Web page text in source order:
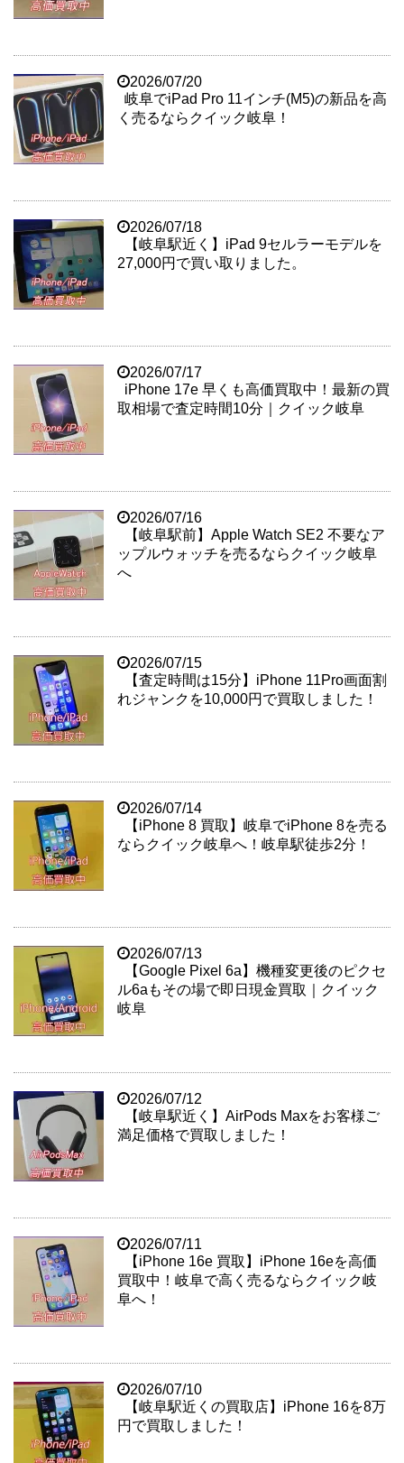
2026/07/20
岐阜でiPad Pro 11インチ(M5)の新品を高
く売るならクイック岐阜！
2026/07/18
【岐阜駅近く】iPad 9セルラーモデルを
27,000円で買い取りました。
2026/07/17
iPhone 17e 早くも高価買取中！最新の買
取相場で査定時間10分｜クイック岐阜
2026/07/16
【岐阜駅前】Apple Watch SE2 不要なア
ップルウォッチを売るならクイック岐阜
へ
2026/07/15
【査定時間は15分】iPhone 11Pro画面割
れジャンクを10,000円で買取しました！
2026/07/14
【iPhone 8 買取】岐阜でiPhone 8を売る
ならクイック岐阜へ！岐阜駅徒歩2分！
2026/07/13
【Google Pixel 6a】機種変更後のピクセ
ル6aもその場で即日現金買取｜クイック
岐阜
2026/07/12
【岐阜駅近く】AirPods Maxをお客様ご
満足価格で買取しました！
2026/07/11
【iPhone 16e 買取】iPhone 16eを高価
買取中！岐阜で高く売るならクイック岐
阜へ！
2026/07/10
【岐阜駅近くの買取店】iPhone 16を8万
円で買取しました！